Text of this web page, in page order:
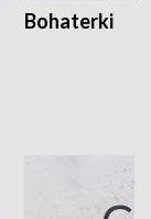
Bohaterki